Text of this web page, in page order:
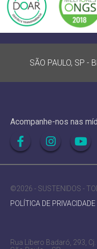
SÃO PAULO, SP -
Acompanhe-nos nas
©2026 - SUSTENIDOS -
POLÍTICA DE PRIVACIDADE
Rua Líbero Badaró, 293,